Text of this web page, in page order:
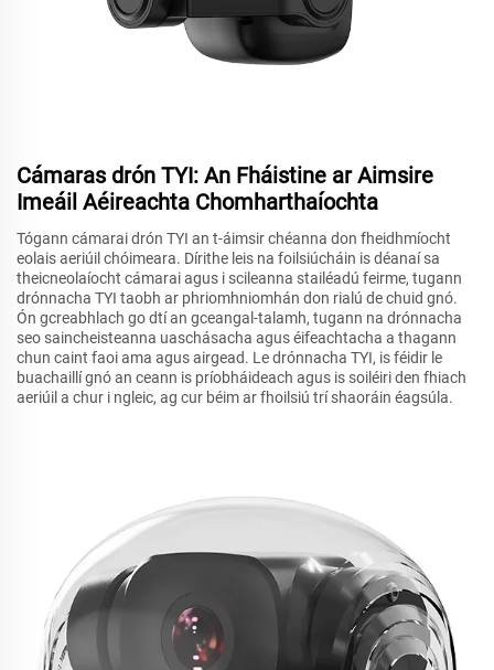
Cámaras drón TYI: An Fháistine ar Aimsire
Imeáil Aéireachta Chomharthaíochta
Tógann cámarai drón TYI an t-áimsir chéanna don fheidhmíocht
eolais aeriúil chóimeara. Dírithe leis na foilsiúcháin is déanaí sa
theicneolaíocht cámarai agus i scileanna stailéadú feirme, tugann
drónnacha TYI taobh ar phriomhniomhán don rialú de chuid gnó.
Ón gcreabhlach go dtí an gceangal-talamh, tugann na drónnacha
seo saincheisteanna uaschásacha agus éifeachtacha a thagann
chun caint faoi ama agus airgead. Le drónnacha TYI, is féidir le
buachaillí gnó an ceann is príobháideach agus is soiléiri den fhiach
aeriúil a chur i ngleic, ag cur béim ar fhoilsiú trí shaoráin éagsúla.